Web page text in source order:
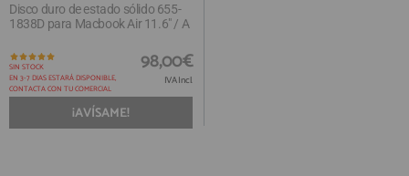
Disco duro de estado sólido 655-
1838D para Macbook Air 11.6" / A
SIN STOCK
EN 3-7 DIAS ESTARÁ DISPONIBLE,
CONTACTA CON TU COMERCIAL
98,00€
IVA Incl.
¡AVÍSAME!